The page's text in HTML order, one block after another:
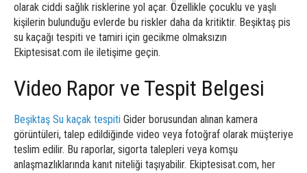
olarak ciddi sağlık risklerine yol açar. Özellikle çocuklu ve yaşlı
kişilerin bulunduğu evlerde bu riskler daha da kritiktir. Beşiktaş pis
su kaçağı tespiti ve tamiri için gecikme olmaksızın
Ekiptesisat.com ile iletişime geçin.
Video Rapor ve Tespit Belgesi
Beşiktaş Su kaçak tespiti Gider borusundan alınan kamera
görüntüleri, talep edildiğinde video veya fotoğraf olarak müşteriye
teslim edilir. Bu raporlar, sigorta talepleri veya komşu
anlaşmazlıklarında kanıt niteliği taşıyabilir. Ekiptesisat.com, her